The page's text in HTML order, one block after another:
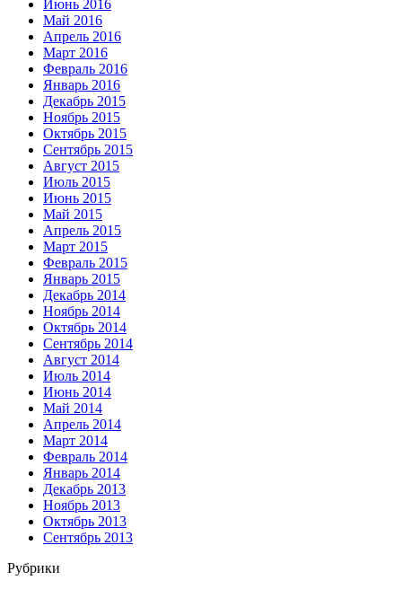
Июнь 2016
Май 2016
Апрель 2016
Март 2016
Февраль 2016
Январь 2016
Декабрь 2015
Ноябрь 2015
Октябрь 2015
Сентябрь 2015
Август 2015
Июль 2015
Июнь 2015
Май 2015
Апрель 2015
Март 2015
Февраль 2015
Январь 2015
Декабрь 2014
Ноябрь 2014
Октябрь 2014
Сентябрь 2014
Август 2014
Июль 2014
Июнь 2014
Май 2014
Апрель 2014
Март 2014
Февраль 2014
Январь 2014
Декабрь 2013
Ноябрь 2013
Октябрь 2013
Сентябрь 2013
Рубрики